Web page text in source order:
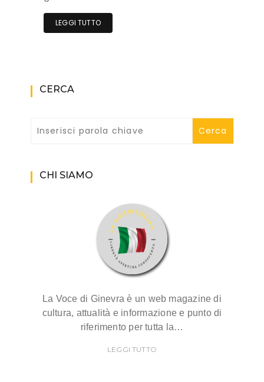
LEGGI TUTTO
CERCA
CHI SIAMO
La Voce di Ginevra è un web magazine di
cultura, attualità e informazione e punto di
riferimento per tutta la…
LEGGI TUTTO